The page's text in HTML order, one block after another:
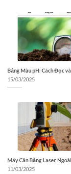
Bảng Màu pH: Cách Đọc
15/03/2025
Máy Cân Bằng Laser
11/03/2025